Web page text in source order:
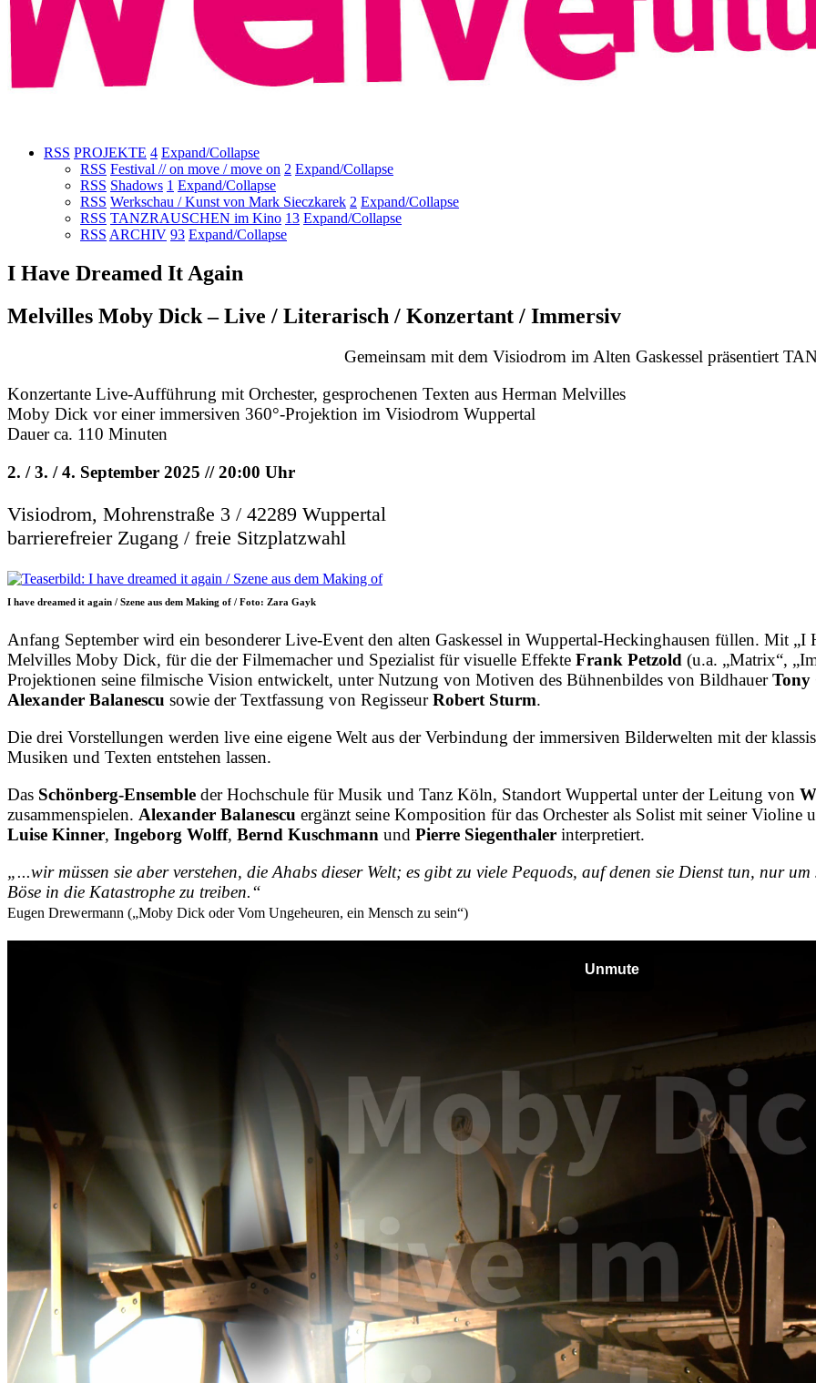
RSS PROJEKTE 4 Expand/Collapse
RSS Festival // on move / move on 2 Expand/Collapse
RSS Shadows 1 Expand/Collapse
RSS Werkschau / Kunst von Mark Sieczkarek 2 Expand/Collapse
RSS TANZRAUSCHEN im Kino 13 Expand/Collapse
RSS ARCHIV 93 Expand/Collapse
I Have Dreamed It Again
Melvilles Moby Dick – Live / Literarisch / Konzertant / Immersiv
Gemeinsam mit dem Visiodrom im Alten Gaskessel präsentiert
Konzertante Live-Aufführung mit Orchester, gesprochenen Texten aus Herman Melvilles
Moby Dick vor einer immersiven 360°-Projektion im Visiodrom Wuppertal
Dauer ca. 110 Minuten
2. / 3. / 4. September 2025 // 20:00 Uhr
Visiodrom, Mohrenstraße 3 / 42289 Wuppertal
barrierefreier Zugang / freie Sitzplatzwahl
I have dreamed it again / Szene aus dem Making of / Foto: Zara Gayk
Anfang September wird ein besonderer Live-Event den alten Gaskessel in Wuppertal-Heckinghausen füllen. Mit „I
Melvilles Moby Dick, für die der Filmemacher und Spezialist für visuelle Effekte Frank Petzold (u.a. „Matrix“,
Projektionen seine filmische Vision entwickelt, unter Nutzung von Motiven des Bühnenbildes von BildhauerTony
Alexander Balanescu sowie der Textfassung von RegisseurRobert Sturm.
Die drei Vorstellungen werden live eine eigene Welt aus der Verbindung der immersiven Bilderwelten mit der
Musiken und Texten entstehen lassen.
Das Schönberg-Ensemble der Hochschule für Musik und Tanz Köln, Standort Wuppertal unter der Leitung von
zusammenspielen. Alexander Balanescu ergänzt seine Komposition für das Orchester als Solist mit seiner
Luise Kinner, Ingeborg Wolff, Bernd Kuschmann und Pierre Siegenthaler interpretiert.
„...wir müssen sie aber verstehen, die Ahabs dieser Welt; es gibt zu viele Pequods, auf denen sie Dienst tun, nur
Böse in die Katastrophe zu treiben.“
Eugen Drewermann („Moby Dick oder Vom Ungeheuren, ein Mensch zu sein“)